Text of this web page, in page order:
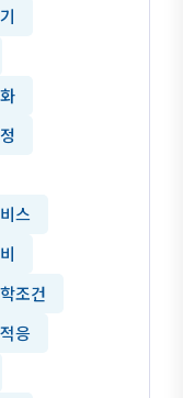
스
조건
응